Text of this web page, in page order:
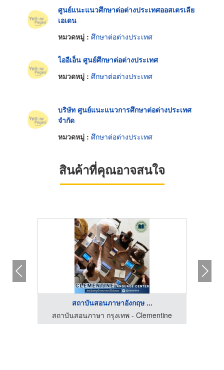
ศูนย์แนะแนวศึกษาต่อต่างประเทศออสเตรเลีย
เอเดน
หมวดหมู่ : ศึกษาต่อต่างประเทศ
ไออีเอ็น ศูนย์ศึกษาต่อต่างประเทศ
หมวดหมู่ : ศึกษาต่อต่างประเทศ
บริษัท ศูนย์แนะแนวการศึกษาต่อต่างประเทศ
จำกัด
หมวดหมู่ : ศึกษาต่อต่างประเทศ
สินค้าที่คุณอาจสนใจ
สถาบันสอนภาษาอังกฤษ ...
สถาบันสอนภาษา กรุงเทพ - Clementine